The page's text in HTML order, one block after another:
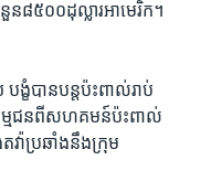
៨៥០០​ដុល្លារ​អាមេរិក។​
ខំ​បាន​បន្ត​ប៉ះពាល់​រាប់
កម្ម​ជន​ពី​សហគមន៍​ប៉ះពាល់​
វ៉ា​ប្រឆាំង​នឹង​ក្រុម​